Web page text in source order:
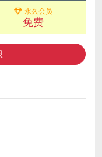
永久会员
免费